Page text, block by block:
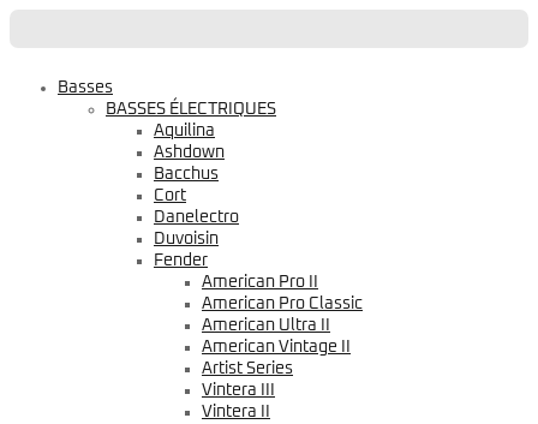
Basses
BASSES ÉLECTRIQUES
Aquilina
Ashdown
Bacchus
Cort
Danelectro
Duvoisin
Fender
American Pro II
American Pro Classic
American Ultra II
American Vintage II
Artist Series
Vintera III
Vintera II